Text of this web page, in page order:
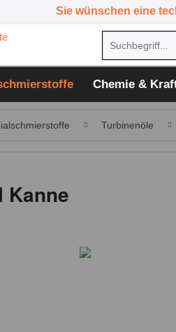
Sie wünschen eine
Chemie &
Turbinenöle
Kanne